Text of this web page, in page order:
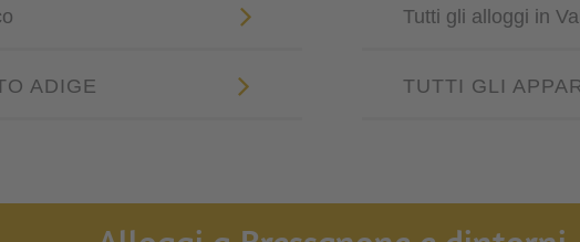
Tutti gli alloggi in
ADIGE TUTTI GLI